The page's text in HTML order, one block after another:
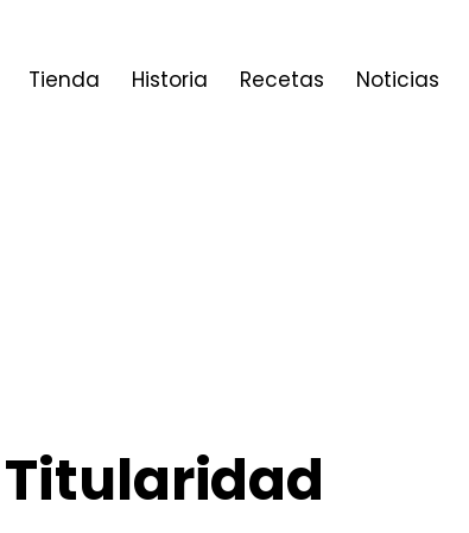
Tienda Historia Recetas Noticias